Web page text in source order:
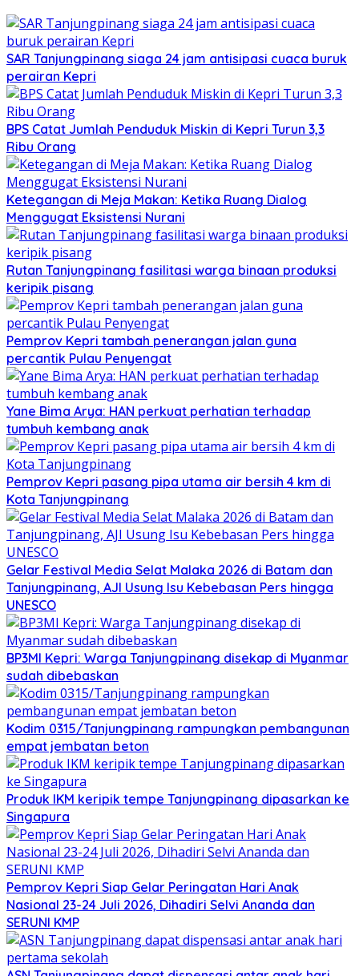
SAR Tanjungpinang siaga 24 jam antisipasi cuaca buruk
perairan Kepri
BPS Catat Jumlah Penduduk Miskin di Kepri Turun 3,3
Ribu Orang
Ketegangan di Meja Makan: Ketika Ruang Dialog
Menggugat Eksistensi Nurani
Rutan Tanjungpinang fasilitasi warga binaan produksi
keripik pisang
Pemprov Kepri tambah penerangan jalan guna
percantik Pulau Penyengat
Yane Bima Arya: HAN perkuat perhatian terhadap
tumbuh kembang anak
Pemprov Kepri pasang pipa utama air bersih 4 km di
Kota Tanjungpinang
Gelar Festival Media Selat Malaka 2026 di Batam dan
Tanjungpinang, AJI Usung Isu Kebebasan Pers hingga
UNESCO
BP3MI Kepri: Warga Tanjungpinang disekap di Myanmar
sudah dibebaskan
Kodim 0315/Tanjungpinang rampungkan pembangunan
empat jembatan beton
Produk IKM keripik tempe Tanjungpinang dipasarkan ke
Singapura
Pemprov Kepri Siap Gelar Peringatan Hari Anak
Nasional 23-24 Juli 2026, Dihadiri Selvi Ananda dan
SERUNI KMP